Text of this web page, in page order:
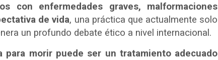
con enfermedades graves, malformaciones
de vida, una práctica que actualmente solo
un profundo debate ético a nivel internacional.
para morir puede ser un tratamiento adecuado